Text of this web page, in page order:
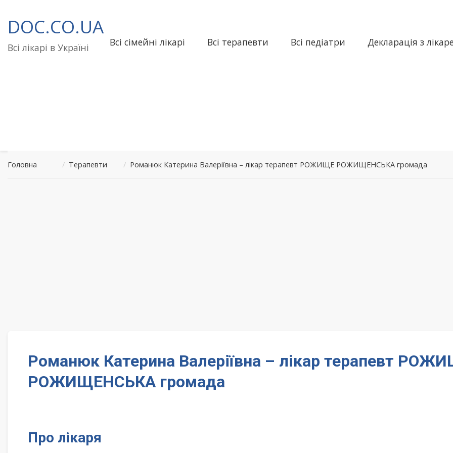
до
вмісту
DOC.CO.UA
Всі лікарі в Україні Всі сімейні лікарі Всі терапевти Всі педіатри Декларація з
Головна / Терапевти / Романюк Катерина Валеріївна – лікар терапевт РОЖИЩЕ РОЖИЩЕНСЬКА громада
Романюк Катерина Валеріївна – лікар терапевт
РОЖИЩЕНСЬКА громада
Про лікаря